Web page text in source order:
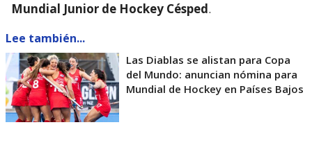
Mundial Junior de Hockey Césped.
Lee también...
Las Diablas se alistan para Copa
del Mundo: anuncian nómina para
Mundial de Hockey en Países Bajos